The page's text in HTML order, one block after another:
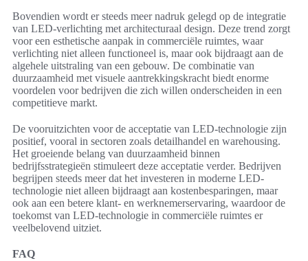
Bovendien wordt er steeds meer nadruk gelegd op de integratie
van LED-verlichting met architecturaal design. Deze trend zorgt
voor een esthetische aanpak in commerciële ruimtes, waar
verlichting niet alleen functioneel is, maar ook bijdraagt aan de
algehele uitstraling van een gebouw. De combinatie van
duurzaamheid met visuele aantrekkingskracht biedt enorme
voordelen voor bedrijven die zich willen onderscheiden in een
competitieve markt.
De vooruitzichten voor de acceptatie van LED-technologie zijn
positief, vooral in sectoren zoals detailhandel en warehousing.
Het groeiende belang van duurzaamheid binnen
bedrijfsstrategieën stimuleert deze acceptatie verder. Bedrijven
begrijpen steeds meer dat het investeren in moderne LED-
technologie niet alleen bijdraagt aan kostenbesparingen, maar
ook aan een betere klant- en werknemerservaring, waardoor de
toekomst van LED-technologie in commerciële ruimtes er
veelbelovend uitziet.
FAQ